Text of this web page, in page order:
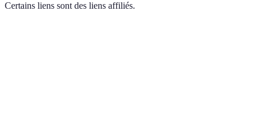
Certains liens sont des liens affiliés.